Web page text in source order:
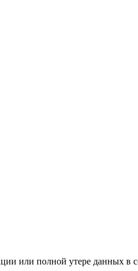
или полной утере данных в